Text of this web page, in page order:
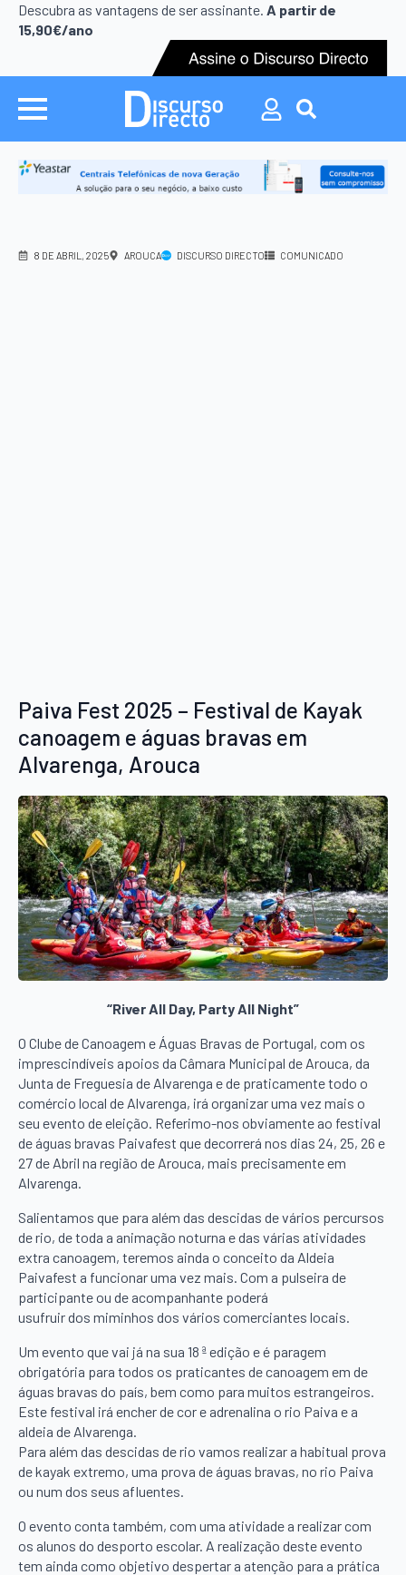
Descubra as vantagens de ser assinante. A partir de
15,90€/ano
Search
for:
Search
8 DE ABRIL, 2025 AROUCA DISCURSO DIRECTO COMUNICADO
Paiva Fest 2025 – Festival de Kayak
canoagem e águas bravas em
Alvarenga, Arouca
“River All Day, Party All Night”
O Clube de Canoagem e Águas Bravas de Portugal, com os
imprescindíveis apoios da Câmara Municipal de Arouca, da
Junta de Freguesia de Alvarenga e de praticamente todo o
comércio local de Alvarenga, irá organizar uma vez mais o
seu evento de eleição. Referimo-nos obviamente ao festival
de águas bravas Paivafest que decorrerá nos dias 24, 25, 26 e
27 de Abril na região de Arouca, mais precisamente em
Alvarenga.
Salientamos que para além das descidas de vários percursos
de rio, de toda a animação noturna e das várias atividades
extra canoagem, teremos ainda o conceito da Aldeia
Paivafest a funcionar uma vez mais. Com a pulseira de
participante ou de acompanhante poderá
usufruir dos miminhos dos vários comerciantes locais.
Um evento que vai já na sua 18 ª edição e é paragem
obrigatória para todos os praticantes de canoagem em de
águas bravas do país, bem como para muitos estrangeiros.
Este festival irá encher de cor e adrenalina o rio Paiva e a
aldeia de Alvarenga.
Para além das descidas de rio vamos realizar a habitual prova
de kayak extremo, uma prova de águas bravas, no rio Paiva
ou num dos seus afluentes.
O evento conta também, com uma atividade a realizar com
os alunos do desporto escolar. A realização deste evento
tem ainda como objetivo despertar a atenção para a prática